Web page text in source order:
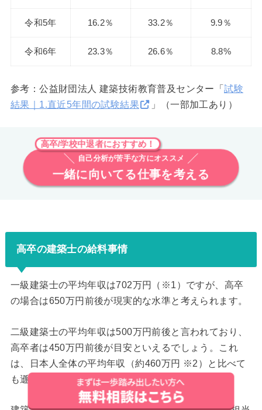
令和5年 16.2％ 33.2％ 9.9％
令和6年 23.3％ 26.6％ 8.8%
参考：公益財団法人 建築技術教育普及センター「試験
結果｜1.直近5年間の試験結果
」（一部加工あり）
高卒/学校中退者におすすめ！
自己分析が苦手な方にオススメ
一緒に向いてる仕事を考える
高卒の建築士の給料事情
一級建築士の平均年収は702万円（※1）ですが、高卒
の場合は650万円前後が現実的な水準と考えられます。
二級建築士の平均年収は500万円前後と言われており、
高卒者は450万円前後が目安といえるでしょう。これ
は、日本人全体の平均年収（約460万円 ※2）と比べて
も遜色のない水準です。